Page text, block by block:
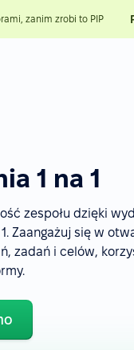
zanim zrobi to PIP
1 na 1
zespołu dzięki
Zaangażuj się w
zadań i celów,